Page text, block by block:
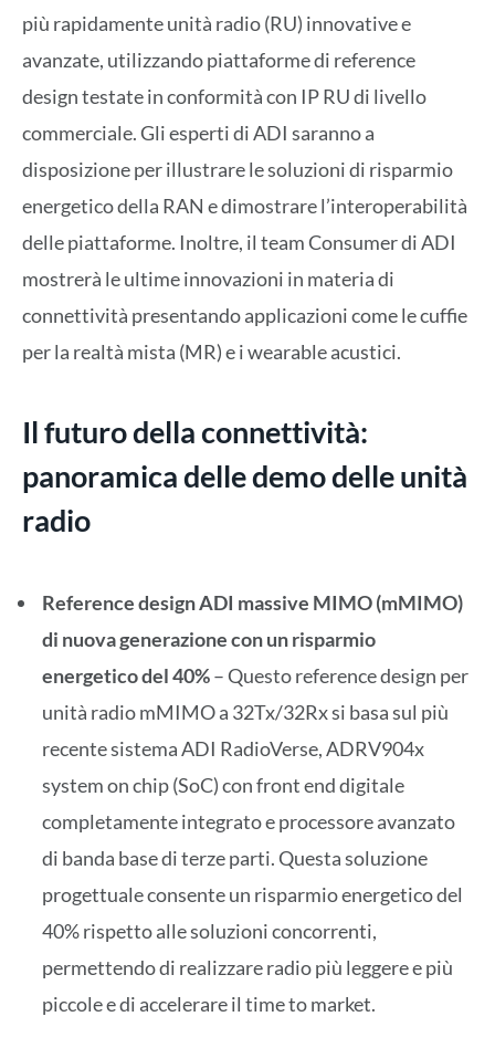
più rapidamente unità radio (RU) innovative e
avanzate, utilizzando piattaforme di reference
design testate in conformità con IP RU di livello
commerciale. Gli esperti di ADI saranno a
disposizione per illustrare le soluzioni di risparmio
energetico della RAN e dimostrare l’interoperabilità
delle piattaforme. Inoltre, il team Consumer di ADI
mostrerà le ultime innovazioni in materia di
connettività presentando applicazioni come le cuffie
per la realtà mista (MR) e i wearable acustici.
Il futuro della connettività:
panoramica delle demo delle unità
radio
Reference design ADI massive MIMO (mMIMO)
di nuova generazione con un risparmio
energetico del 40%– Questo reference design per
unità radio mMIMO a 32Tx/32Rx si basa sul più
recente sistema ADI RadioVerse, ADRV904x
system on chip (SoC) con front end digitale
completamente integrato e processore avanzato
di banda base di terze parti. Questa soluzione
progettuale consente un risparmio energetico del
40% rispetto alle soluzioni concorrenti,
permettendo di realizzare radio più leggere e più
piccole e di accelerare il time to market.